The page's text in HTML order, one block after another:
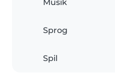
Musik
Sprog
Spil